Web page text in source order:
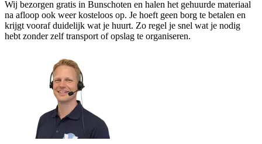
Wij bezorgen gratis in Bunschoten en halen het gehuurde materiaal
na afloop ook weer kosteloos op. Je hoeft geen borg te betalen en
krijgt vooraf duidelijk wat je huurt. Zo regel je snel wat je nodig
hebt zonder zelf transport of opslag te organiseren.